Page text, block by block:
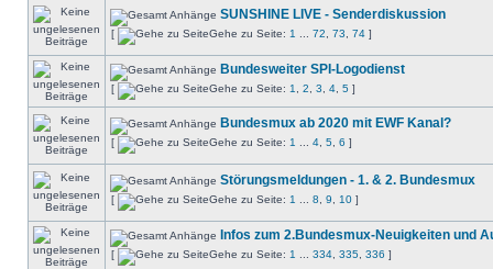
SUNSHINE LIVE - Senderdiskussion
[ Gehe zu Seite: 1 72 73 74 ]
Bundesweiter SPI-Logodienst
[ Gehe zu Seite: 1 2 3 4 5 ]
Bundesmux ab 2020 mit EWF Kanal?
[ Gehe zu Seite: 1 4 5 6 ]
Störungsmeldungen - 1. & 2. Bundesmux
[ Gehe zu Seite: 1 8 9 10 ]
Infos zum 2.Bundesmux-Neuigkeiten und
[ Gehe zu Seite: 1 334 335 336 ]